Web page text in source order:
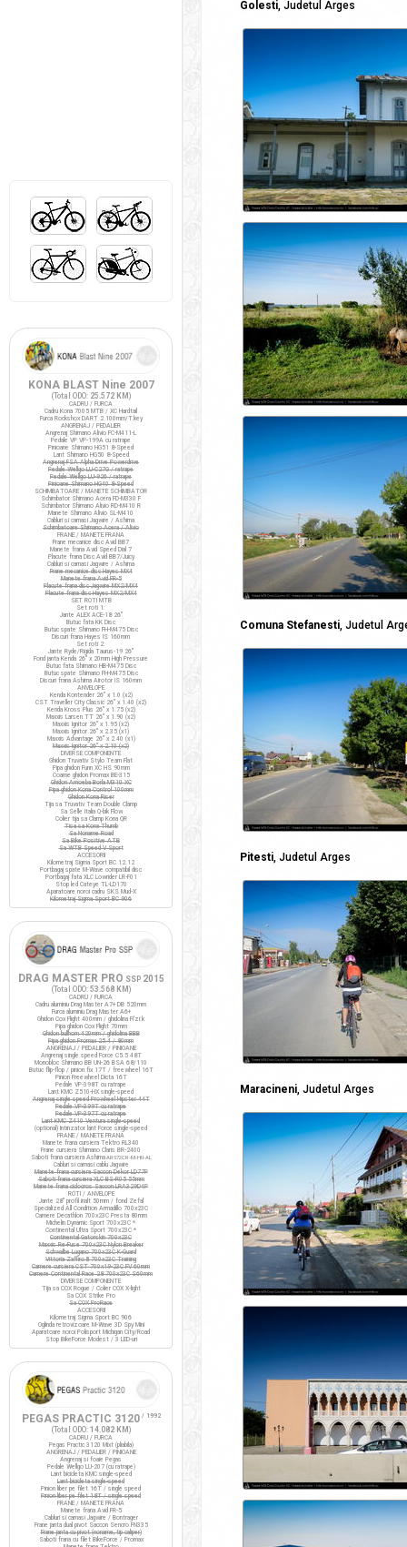
Golesti, Judetul Arges
Comuna Stefanesti, Judetul
Pitesti, Judetul Arges
Maracineni, Judetul Arges
KONA BLAST Nine 2007
(Total ODO: 25.572 KM )
CADRU / FURCA
Cadru Kona 7005 MTB / XC Hardtail
Furca Rockshox DART 2 100mm/T.key
ANGRENAJ / PEDALIER
Angrenaj Shimano Alivio FC-M411-L
Pedale VP VP-199A cu ratrape
Pinioane Shimano HG51 8-Speed
Lant Shimano HG50 8-Speed
Angrenaj FSA Alpha Drive Powerdrive
Pedale Wellgo LU-C27G / ratrape
Pedale Wellgo LU-926 / ratrape
Pinioane Shimano HG40 8-Speed
SCHIMBATOARE / MANETE SCHIMBATOR
Schimbator Shimano Acera FD-M330 F
Schimbator Shimano Alivio RD-M410 R
Manete Shimano Alivio SL-M410
Cabluri si camasi Jagwire / Ashima
Schimbatoare Shimano Acera / Alivio
FRANE / MANETE FRANA
Frane mecanice disc Avid BB7
Manete frana Avid Speed Dial 7
Placute frana Disc Avid BB7/Juicy
Cabluri si camasi Jagwire / Ashima
Frane mecanice disc Hayes MX4
Manete frana Avid FR-5
Placute frana disc Jagwire MX2/MX4
Placute frana disc Hayes MX2/MX4
SET ROTI MTB
Set roti 1:
Jante ALEX ACE-18 26"
Butuc fata KK Disc
Butuc spate Shimano FH-M475 Disc
Discuri frana Hayes IS 160mm
Set roti 2:
Jante Ryde/Rigida Taurus-19 26"
Fond janta Kenda 26" x 20mm High Pressure
Butuc fata Shimano HB-M475 Disc
Butuc spate Shimano FH-M475 Disc
Discuri frana Ashima Airotor IS 160mm
ANVELOPE
Kenda Kontender 26" x 1.0 (x2)
CST Traveller City Classic 26" x 1.40 (x2)
Kenda Kross Plus 26" x 1.75 (x2)
Maxxis Larsen TT 26" x 1.90 (x2)
Maxxis Ignitor 26" x 1.95 (x2)
Maxxis Ignitor 26" x 2.35 (x1)
Maxxis Advantage 26" x 2.40 (x1)
Maxxis Ignitor 26" x 2.10 (x2)
DIVERSE COMPONENTE
Ghidon Truvativ Stylo Team Flat
Pipa ghidon Funn XC HS 90mm
Coarne ghidon Promax BE-315
Ghidon Amoeba Borla M310 XC
Pipa ghidon Kona Control 100mm
Ghidon Kona Riser
Tija sa Truvativ Team Double Clamp
Sa Selle Italia Q-bik Flow
Colier tija sa Clamp Kona QR
Tisa sa Kona Thumb
Sa Noname Road
Sa Bike Positive ATB
Sa WTB Speed V Sport
ACCESORII
Kilometraj Sigma Sport BC 12.12
Portbagaj spate M-Wave compatibil disc
Portbagaj fata XLC Lowrider LR-F01
Stop led Cateye TL-LD170
Aparatoare noroi cadru SKS Mud-X
Kilometraj Sigma Sport BC 906
DRAG MASTER PRO SSP 2015
(Total ODO: 53.568 KM )
CADRU / FURCA
Cadru aluminiu Drag Master A7+ DB 520mm
Furca aluminiu Drag Master A6+
Ghidon Cox Flight 400mm / ghidolina Fi'zi:k
Pipa ghidon Cox Flight 70mm
Ghidon bullhorn 420mm / ghidolina BBB
Pipa ghidon Promax 25.4 / 80mm
ANGRENAJ / PEDALIER / PINIOANE
Angrenaj single speed Force C5.5 48T
Monobloc Shimano BB UN-26 BSA 68/110
Butuc flip-flop / pinion fix 17T / freewheel 16T
Pinion Freewheel Dicta 16T
Pedale VP-398T cu ratrape
Lant KMC Z510-HX single-speed
Angrenaj single speed Prowheel Hipster 44T
Pedale VP-399T cu ratrape
Pedale VP-397T cu ratrape
Lant KMC Z410 Ventura single-speed
(optional) Intinzator lant Force single-speed
FRANE / MANETE FRANA
Manete frana cursiera Tektro RL340
Frane cursiera Shimano Claris BR-2400
Saboti frana cursiera AshimaARS72CR-M-HU-AL
Cabluri si camasi cablu Jagwire
Manete frana cursiera Saccon Dekor LD77P
Saboti frana cursiera XLC BS-R05 55mm
Manete frana ciclocros Saccon LRA329D4P
ROTI / ANVELOPE
Jante 28" profil inalt 50mm / fond Zefal
Specialized All Condition Armadillo 700x23C
Camere Decathlon 700x23C Presta 80mm
Michelin Dynamic Sport 700x23C *
Continental Ultra Sport 700x23C *
Continental Gatorskin 700x23C
Maxxis Re-Fuse 700x23C Nylon Breaker
Schwalbe Lugano 700x23C K-Guard
Vittoria Zaffiro III 700x23C Training
Camere cursiera CST 700x19-23C FV 60mm
Camere Continental Race 28 700x23C S60mm
DIVERSE COMPONENTE
Tija sa COX Rogue / Colier COX X-light
Sa COX Strike Pro
Sa COX ProRace
ACCESORII
Kilometraj Sigma Sport BC 906
Oglinda retrovizoare M-Wave 3D Spy Mini
Aparatoare noroi Polisport Michigan City/Road
Stop BikeForce Modest / 3 LED-uri
PEGAS PRACTIC 3120/ 1992
(Total ODO: 14.082 KM )
CADRU / FURCA
Pegas Practic 3120 Mixt (pliabila)
ANGRENAJ / PEDALIER / PINIOANE
Angrenaj si foaie Pegas
Pedale Wellgo LU-207 (cu ratrape)
Lant bicicleta KMC single-speed
Lant bicicleta single-speed
Pinion liber pe filet 16T / single speed
Pinion liber pe filet 18T / single speed
FRANE / MANETE FRANA
Manete frana Avid FR-5
Cabluri si camasi Jagwire / Bontrager
Frane janta dual pivot Saccon Sencro FN335
Frane janta cu pivot (noname, tip caliper)
Saboti frana cu filet BikeForce / Promax